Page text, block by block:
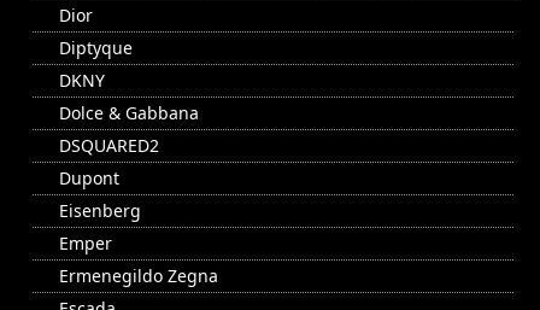
Dior
Diptyque
DKNY
Dolce & Gabbana
DSQUARED2
Dupont
Eisenberg
Emper
Ermenegildo Zegna